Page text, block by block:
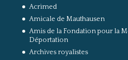
Acrimed
Amicale de Mauthausen
Amis de la Fondation pour la
Déportation
Archives royalistes